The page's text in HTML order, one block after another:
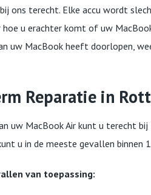
ons terecht. Elke accu wordt
hoe u erachter komt of uw
uw MacBook heeft doorlopen,
Reparatie in
uw MacBook Air kunt u terecht
u in de meeste gevallen binnen
van toepassing: